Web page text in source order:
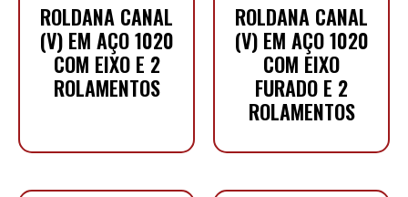
ROLDANA CANAL
(V) EM AÇO 1020
COM EIXO E 2
ROLAMENTOS
ROLDANA CANAL
(V) EM AÇO 1020
COM EIXO
FURADO E 2
ROLAMENTOS